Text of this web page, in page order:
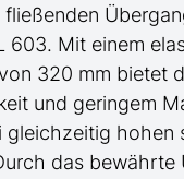
603. Mit einem
320 mm bietet
und geringem
das bewährte